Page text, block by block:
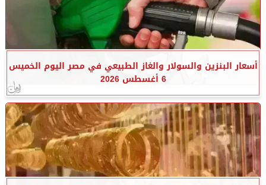
أسعار البنزين والسولار والغاز الطبيعي في مصر اليوم الخميس
6 أغسطس 2026